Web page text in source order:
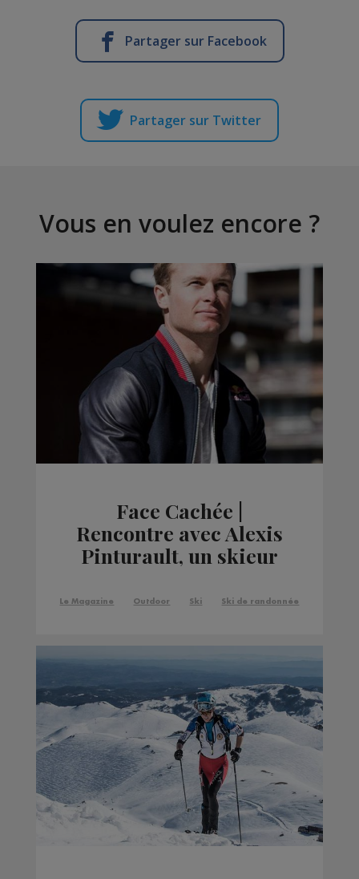
Partager sur Facebook
Partager sur Twitter
Vous en voulez encore ?
Face Cachée |
Rencontre avec Alexis
Pinturault, un skieur
Le Magazine Outdoor Ski Ski de randonnée